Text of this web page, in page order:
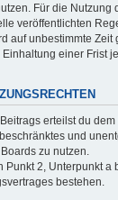
Für die Nutzung
veröffentlichten
auf unbestimmte Zeit
einer Frist
erteilst du
und
zu nutzen.
Punkt 2, Unterpunkt a
bestehen.